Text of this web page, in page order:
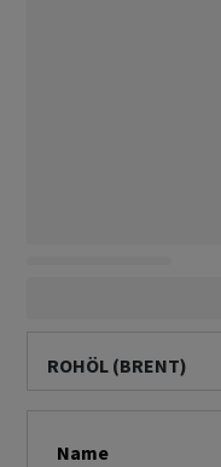
ROHÖL (BRENT)
Name